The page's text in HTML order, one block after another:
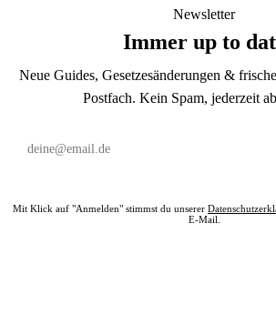
Newsletter
Immer up to
Neue Guides, Gesetzesänderungen &
Postfach. Kein Spam, jederzeit
Mit Klick auf "Anmelden" stimmst du unserer
E-Mail.